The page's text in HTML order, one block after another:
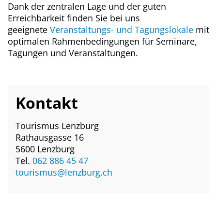
Dank der zentralen Lage und der guten
Erreichbarkeit finden Sie bei uns
geeignete Veranstaltungs- und Tagungslokale mit
optimalen Rahmenbedingungen für Seminare,
Tagungen und Veranstaltungen.
Kontakt
Tourismus Lenzburg
Rathausgasse 16
5600 Lenzburg
Tel. 062 886 45 47
tourismus@lenzburg.ch